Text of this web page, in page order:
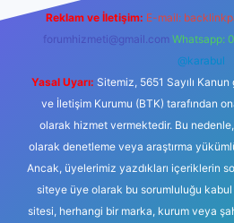
Reklam ve İletişim: E-mail:
forumhizmeti@gmail.com Whatsapp:
@karabul
Yasal Uyarı: Sitemiz, 5651 Sayılı
ve İletişim Kurumu (BTK) tarafından
olarak hizmet vermektedir. Bu
olarak denetleme veya araştırma
Ancak, üyelerimiz yazdıkları içeriklerin
siteye üye olarak bu sorumluluğu kabul
sitesi, herhangi bir marka, kurum veya